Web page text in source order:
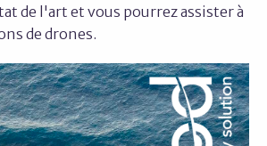
de l'art et vous pourrez assister à
de drones.